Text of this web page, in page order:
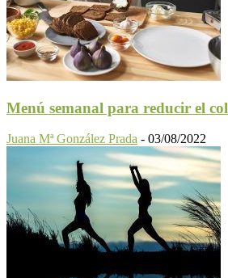
Menú semanal para reducir el
Juana Mª González Prada - 03/08/2022